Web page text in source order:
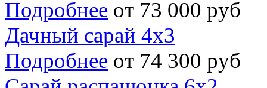
Подробнее от 73 000 руб
Дачный сарай 4х3
Подробнее от 74 300 руб